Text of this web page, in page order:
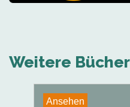
Weitere
Ansehen